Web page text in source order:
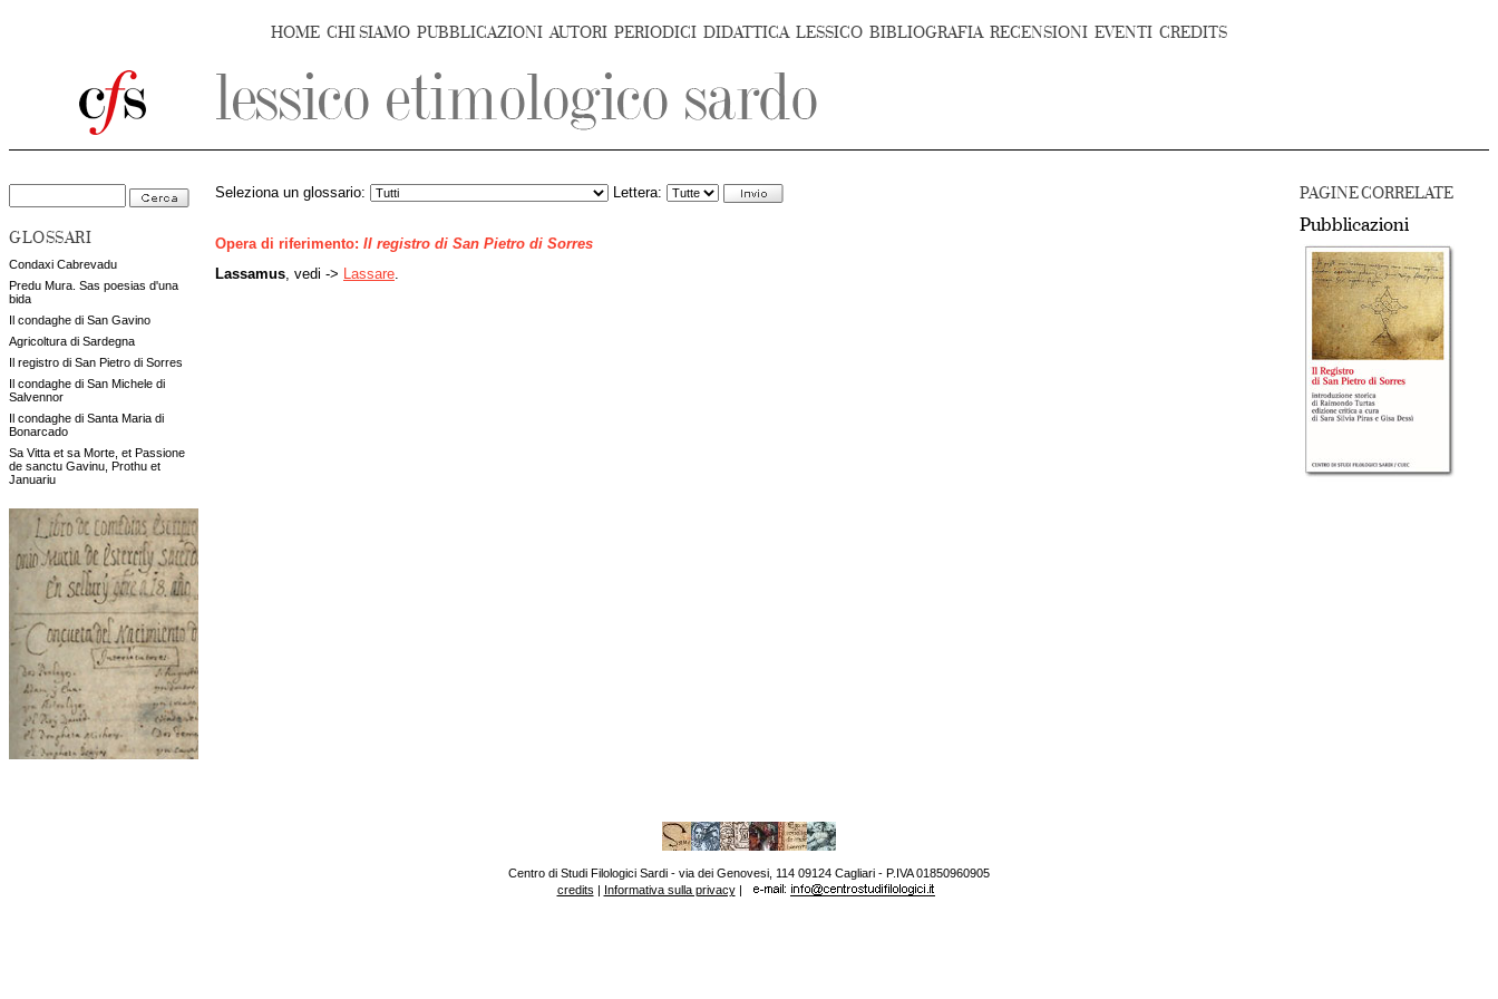
HOME CHI SIAMO PUBBLICAZIONI AUTORI PERIODICI DIDATTICA LESSICO BIBLIOGRAFIA RECENSIONI EVENTI CREDITS
GLOSSARI
Condaxi Cabrevadu
Predu Mura. Sas poesias d'una
bida
Il condaghe di San Gavino
Agricoltura di Sardegna
Il registro di San Pietro di Sorres
Il condaghe di San Michele di
Salvennor
Il condaghe di Santa Maria di
Bonarcado
Sa Vitta et sa Morte, et Passione
de sanctu Gavinu, Prothu et
Januariu
PAGINE CORRELATE
Pubblicazioni
Seleziona un glossario: Lettera:
Opera di riferimento: Il registro di San Pietro di Sorres
Lassamus , vedi -> Lassare
Centro di Studi Filologici Sardi - via dei Genovesi, 114 09124 Cagliari - P.IVA 01850960905
credits | Informativa sulla privacy|